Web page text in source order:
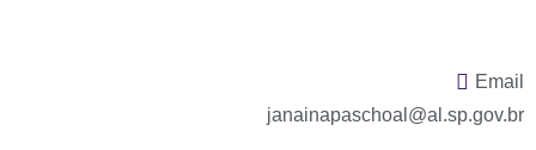
Email
janainapaschoal@al.sp.gov.br